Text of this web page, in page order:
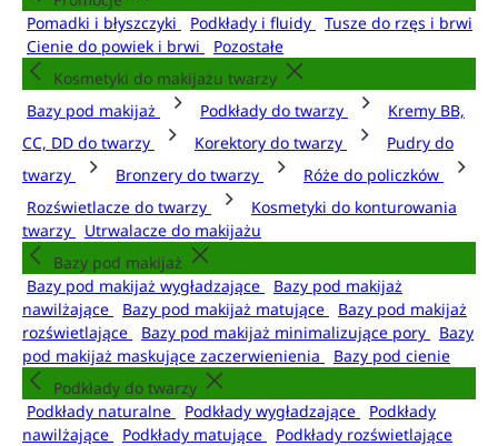
Pomadki i błyszczyki
Podkłady i fluidy
Tusze do rzęs i brwi
Cienie do powiek i brwi
Pozostałe
Kosmetyki do makijażu twarzy
Bazy pod makijaż
Podkłady do twarzy
Kremy BB,
CC, DD do twarzy
Korektory do twarzy
Pudry do
twarzy
Bronzery do twarzy
Róże do policzków
Rozświetlacze do twarzy
Kosmetyki do konturowania
twarzy
Utrwalacze do makijażu
Bazy pod makijaż
Bazy pod makijaż wygładzające
Bazy pod makijaż
nawilżające
Bazy pod makijaż matujące
Bazy pod makijaż
rozświetlające
Bazy pod makijaż minimalizujące pory
Bazy
pod makijaż maskujące zaczerwienienia
Bazy pod cienie
Podkłady do twarzy
Podkłady naturalne
Podkłady wygładzające
Podkłady
nawilżające
Podkłady matujące
Podkłady rozświetlające